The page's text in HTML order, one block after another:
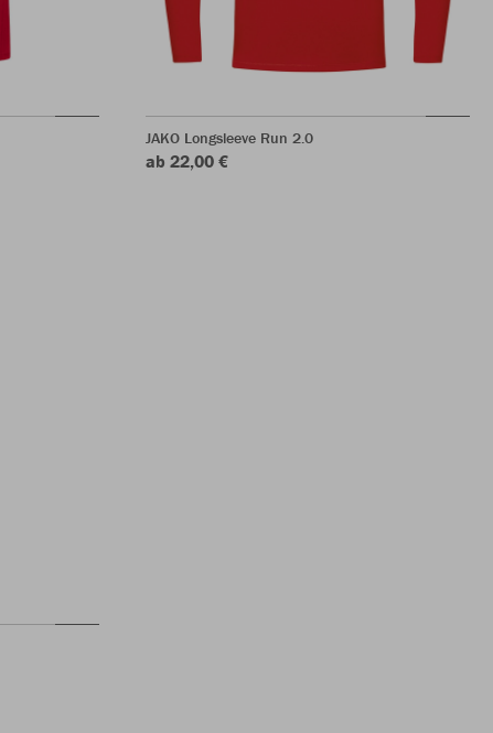
JAKO Longsleeve Run 2.0
ab 22,00 €